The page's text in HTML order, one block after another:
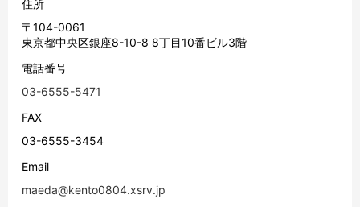
住所
〒104-0061
東京都中央区銀座8-10-8 8丁目10番ビル3階
電話番号
03-6555-5471
FAX
03-6555-3454
Email
maeda@kento0804.xsrv.jp